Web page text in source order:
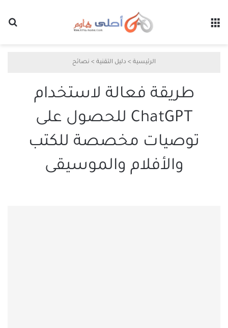
الرئيسية > دليل التقنية > نصائح
طريقة فعالة لاستخدام
ChatGPT للحصول على
توصيات مخصصة للكتب
والأفلام والموسيقى